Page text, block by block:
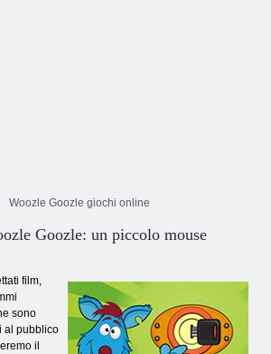
Woozle Goozle giochi online
Goozle: un piccolo mouse
film,
sono
al pubblico
il